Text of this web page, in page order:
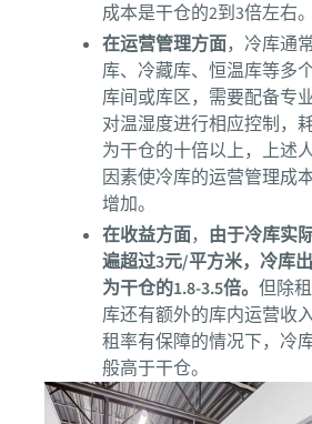
成本是干仓的2到3倍左右。
在运营管理方面，冷库通
库、冷藏库、恒温库等多
库间或库区，需要配备专
对温湿度进行相应控制，
为干仓的十倍以上，上述
因素使冷库的运营管理成
增加。
在收益方面， 由于冷库实
遍超过3元/平方米，冷库
为干仓的1.8-3.5倍。 但除
库还有额外的库内运营收
租率有保障的情况下，冷
般高于干仓。